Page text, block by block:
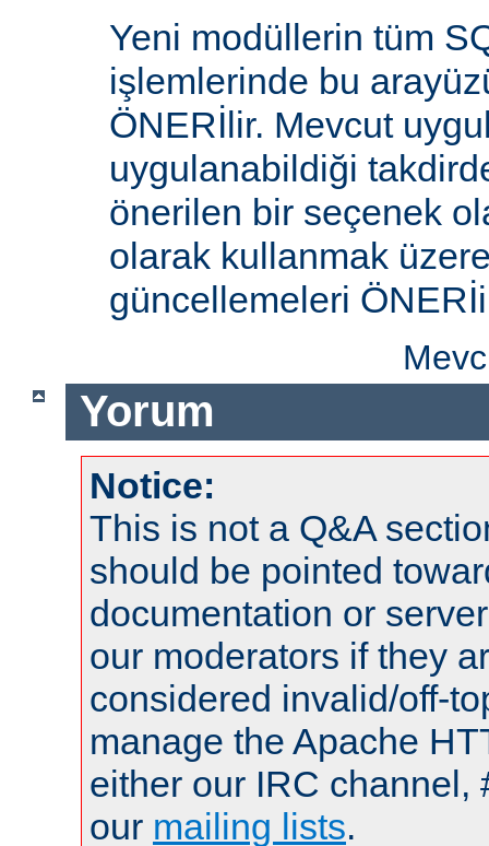
Yeni modüllerin tüm
işlemlerinde bu
ÖNERİlir. Mevcut
uygulanabildiği
önerilen bir seçenek
olarak kullanmak
güncellemeleri
Yorum
Notice:
This is not a Q&A
should be pointed
documentation or
our moderators if they
considered invalid/off-
manage the Apache
either our IRC channel,
our mailing lists.